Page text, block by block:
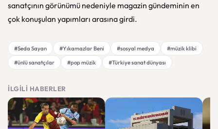
sanatçının görünümü nedeniyle magazin gündeminin en
çok konuşulan yapımları arasına girdi.
#Seda Sayan #Yıkamazlar Beni #sosyal medya
#müzik klibi
#ünlü sanatçılar
#pop müzik #Türkiye sanat dünyası
İLGILI HABERLER